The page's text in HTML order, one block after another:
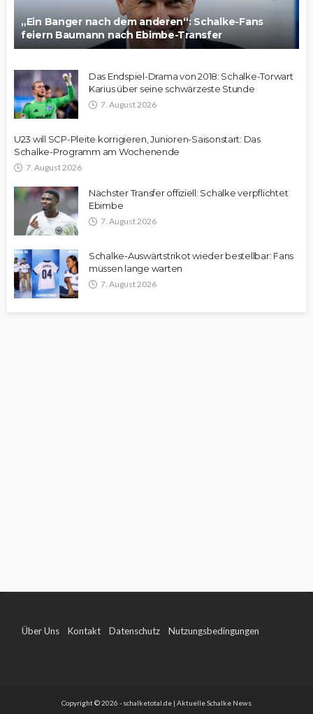
„Ein Banger nach dem anderen“: Schalke-Fans
feiern Baumann nach Ebimbe-Transfer
Das Endspiel-Drama von 2018: Schalke-Torwart
Karius über seine schwärzeste Stunde
7. August 2026
U23 will SCP-Pleite korrigieren, Junioren-Saisonstart: Das
Schalke-Programm am Wochenende
7. August 2026
Nächster Transfer offiziell: Schalke verpflichtet
Ebimbe
7. August 2026
Schalke-Auswärtstrikot wieder bestellbar: Fans
müssen lange warten
7. August 2026
Über Uns Kontakt Datenschutz Nutzungsbedingungen
Copyright © 2026 - schalketotal.de | Aktuelle Schalke News